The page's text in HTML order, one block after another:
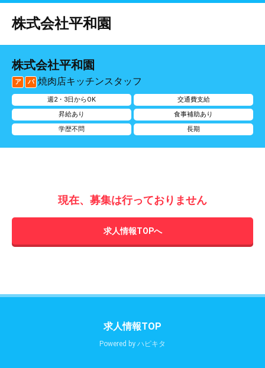
株式会社平和園
株式会社平和園
ア パ 焼肉店キッチンスタッフ
週2・3日からOK
交通費支給
昇給あり
食事補助あり
学歴不問
長期
現在、募集は行っておりません
求人情報TOPへ
求人情報TOP
Powered by ハピキタ